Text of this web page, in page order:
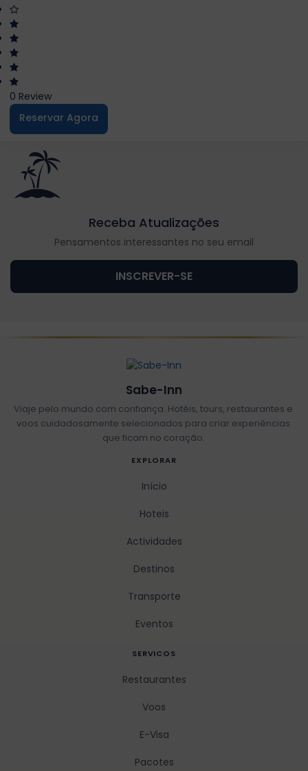
0 Review
Reservar Agora
Receba Atualizações
Pensamentos interessantes no seu email
INSCREVER-SE
Sabe-Inn
Viaje pelo mundo com confiança. Hotéis, tours, restaurantes e
voos cuidadosamente selecionados para criar experiências
que ficam no coração.
EXPLORAR
Início
Hoteis
Actividades
Destinos
Transporte
Eventos
SERVICOS
Restaurantes
Voos
E-Visa
Pacotes